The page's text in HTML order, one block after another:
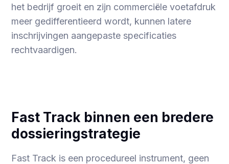
het bedrijf groeit en zijn commerciële voetafdruk
meer gedifferentieerd wordt, kunnen latere
inschrijvingen aangepaste specificaties
rechtvaardigen.
Fast Track binnen een bredere
dossieringstrategie
Fast Track is een procedureel instrument, geen